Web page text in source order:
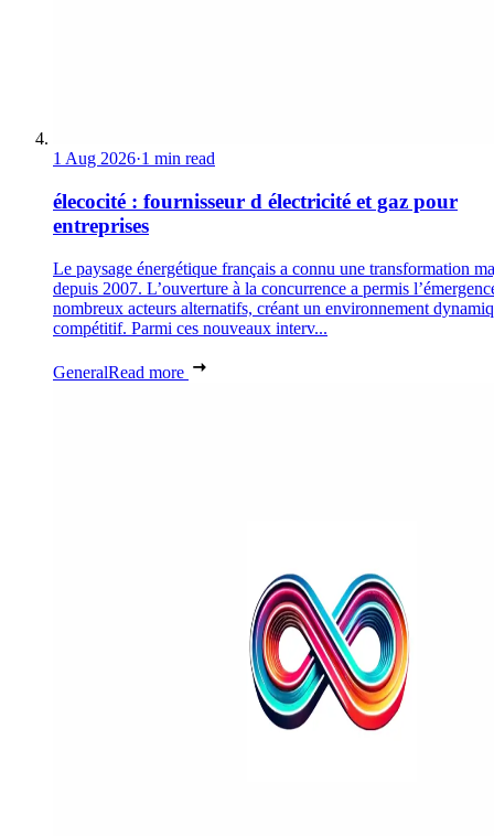
1 Aug 2026·1 min read
élecocité : fournisseur d électricité et gaz pour
entreprises
Le paysage énergétique français a connu une transformation
depuis 2007. L’ouverture à la concurrence a permis
nombreux acteurs alternatifs, créant un environnement
compétitif. Parmi ces nouveaux interv...
GeneralRead more